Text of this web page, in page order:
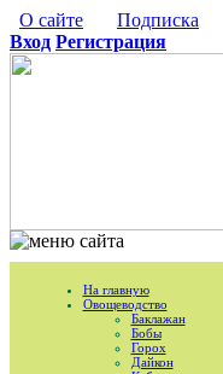
О сайте Подписка
Вход Регистрация
На главную
Овощеводство
Баклажан
Бобы
Горох
Дайкон